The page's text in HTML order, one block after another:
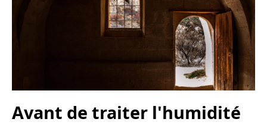
Avant de traiter l'humidité